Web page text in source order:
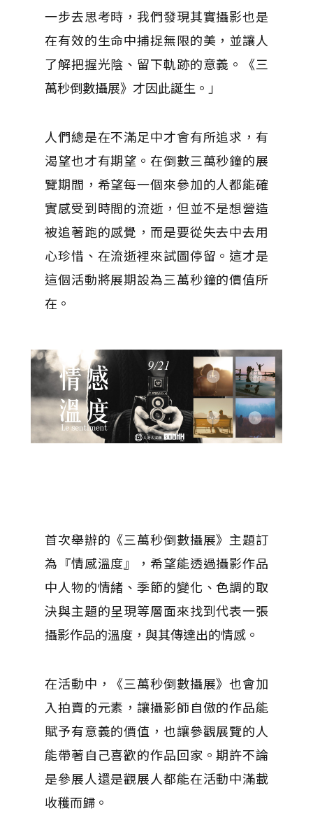
一步去思考時，我們發現其實攝影也是
在有效的生命中捕捉無限的美，並讓人
了解把握光陰、留下軌跡的意義。《三
萬秒倒數攝展》才因此誕生。」
人們總是在不滿足中才會有所追求，有
渴望也才有期望。在倒數三萬秒鐘的展
覽期間，希望每一個來參加的人都能確
實感受到時間的流逝，但並不是想營造
被追著跑的感覺，而是要從失去中去用
心珍惜、在流逝裡來試圖停留。這才是
這個活動將展期設為三萬秒鐘的價值所
在。
首次舉辦的《三萬秒倒數攝展》主題訂
為『情感溫度』，希望能透過攝影作品
中人物的情緒、季節的變化、色調的取
決與主題的呈現等層面來找到代表一張
攝影作品的溫度，與其傳達出的情感。
在活動中，《三萬秒倒數攝展》也會加
入拍賣的元素，讓攝影師自傲的作品能
賦予有意義的價值，也讓參觀展覽的人
能帶著自己喜歡的作品回家。期許不論
是參展人還是觀展人都能在活動中滿載
收穫而歸。